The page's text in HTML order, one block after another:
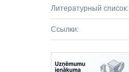
Литературный список:
Ссылки: